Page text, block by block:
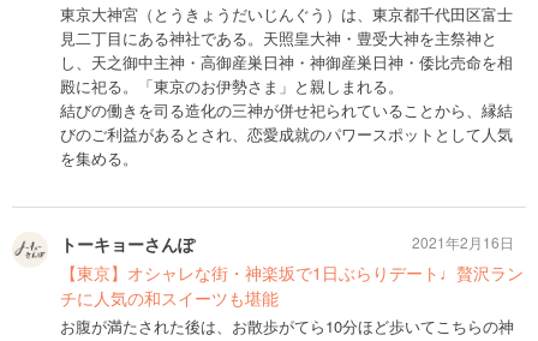
東京大神宮（とうきょうだいじんぐう）は、東京都千代田区富士
見二丁目にある神社である。天照皇大神・豊受大神を主祭神と
し、天之御中主神・高御産巣日神・神御産巣日神・倭比売命を相
殿に祀る。「東京のお伊勢さま」と親しまれる。
結びの働きを司る造化の三神が併せ祀られていることから、縁結
びのご利益があるとされ、恋愛成就のパワースポットとして人気
を集める。
トーキョーさんぽ
【東京】オシャレな街・神楽坂で1日ぶらりデート♩贅沢ラン
チに人気の和スイーツも堪能
お腹が満たされた後は、お散歩がてら10分ほど歩いてこちらの神
2021年2月16日